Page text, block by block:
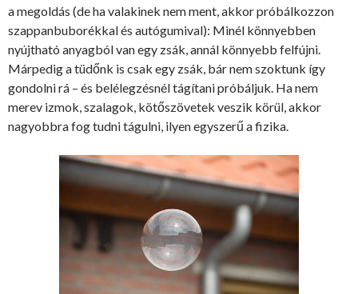
a megoldás (de ha valakinek nem ment, akkor próbálkozzon
szappanbuborékkal és autógumival): Minél könnyebben
nyújtható anyagból van egy zsák, annál könnyebb felfújni.
Márpedig a tüdőnk is csak egy zsák, bár nem szoktunk így
gondolni rá – és belélegzésnél tágítani próbáljuk. Ha nem
merev izmok, szalagok, kötőszövetek veszik körül, akkor
nagyobbra fog tudni tágulni, ilyen egyszerű a fizika.